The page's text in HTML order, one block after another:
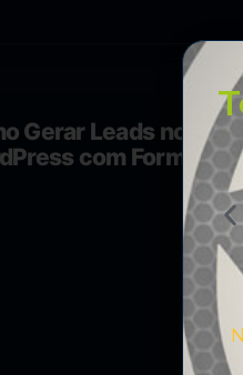
Gerar Leads no
com Formulário